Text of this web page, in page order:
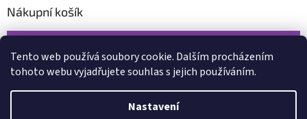
Tento web používá soubory cookie. Dalším procházením
tohoto webu vyjadřujete souhlas s jejich používáním.
Nastavení
Nákupní košík
Vytvořil Shoptet